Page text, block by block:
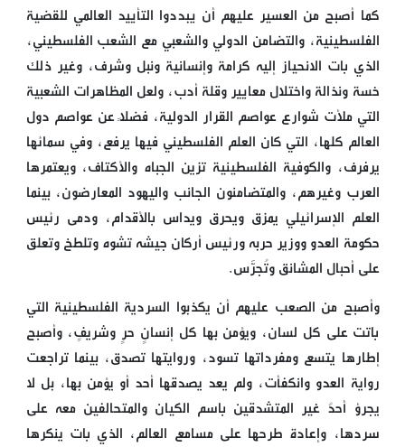
كما أصبح من العسير عليهم أن يبددوا التأييد العالمي للقضية
الفلسطينية، والتضامن الدولي والشعبي مع الشعب الفلسطيني،
الذي بات الانحياز إليه كرامة وإنسانية ونبل وشرف، وغير ذلك
خسة ونذالة واختلال معايير وقلة أدب، ولعل المظاهرات الشعبية
التي ملأت شوارع عواصم القرار الدولية، فضلاً عن عواصم دول
العالم كلها، التي كان العلم الفلسطيني فيها يرفع، وفي سمائها
يرفرف، والكوفية الفلسطينية تزين الجباه والأكتاف، ويعتمرها
العرب وغيرهم، والمتضامنون الجانب واليهود المعارضون، بينما
العلم الإسرائيلي يمزق ويحرق ويداس بالأقدام، ودمى رئيس
حكومة العدو ووزير حربه ورئيس أركان جيشه تشوه وتلطخ وتعلق
على أحبال المشانق وتُجرَّس.
وأصبح من الصعب عليهم أن يكذبوا السردية الفلسطينية التي
باتت على كل لسان، ويؤمن بها كل إنسانٍ حرٍ وشريفٍ، وأصبح
إطارها يتسع ومفرداتها تسود، وروايتها تصدق، بينما تراجعت
رواية العدو وانكفأت، ولم يعد يصدقها أحد أو يؤمن بها، بل لا
يجرؤ أحدٌ غير المتشدقين باسم الكيان والمتحالفين معه على
سردها، وإعادة طرحها على مسامع العالم، الذي بات ينكرها